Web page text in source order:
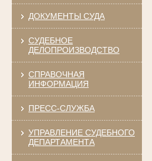
ДОКУМЕНТЫ СУДА
СУДЕБНОЕ
ДЕЛОПРОИЗВОДСТВО
СПРАВОЧНАЯ
ИНФОРМАЦИЯ
ПРЕСС-СЛУЖБА
УПРАВЛЕНИЕ СУДЕБНОГО
ДЕПАРТАМЕНТА